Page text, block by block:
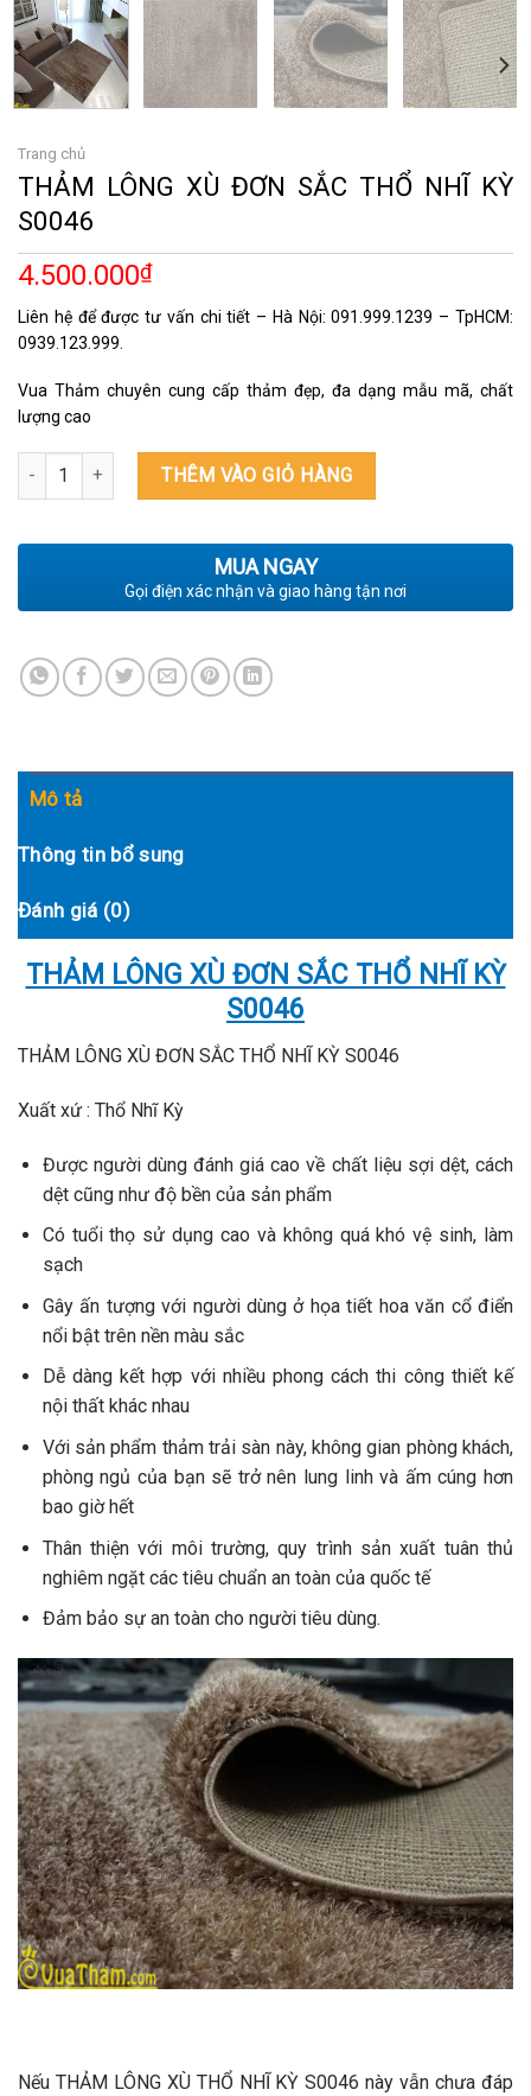
Trang chủ
THẢM LÔNG XÙ ĐƠN SẮC THỔ NHĨ KỲ
S0046
4.500.000₫
Liên hệ để được tư vấn chi tiết – Hà Nội: 091.999.1239 – TpHCM:
0939.123.999.
Vua Thảm chuyên cung cấp thảm đẹp, đa dạng mẫu mã, chất
lượng cao
THẢM LÔNG XÙ ĐƠN SẮC THỔ NHĨ KỲ S0046 số lượng
THÊM VÀO GIỎ HÀNG
MUA NGAY
Gọi điện xác nhận và giao hàng tận nơi
Mô tả
Thông tin bổ sung
Đánh giá (0)
THẢM LÔNG XÙ ĐƠN SẮC THỔ NHĨ KỲ
S0046
THẢM LÔNG XÙ ĐƠN SẮC THỔ NHĨ KỲ S0046
Xuất xứ : Thổ Nhĩ Kỳ
Được người dùng đánh giá cao về chất liệu sợi dệt, cách
dệt cũng như độ bền của sản phẩm
Có tuổi thọ sử dụng cao và không quá khó vệ sinh, làm
sạch
Gây ấn tượng với người dùng ở họa tiết hoa văn cổ điển
nổi bật trên nền màu sắc
Dễ dàng kết hợp với nhiều phong cách thi công thiết kế
nội thất khác nhau
Với sản phẩm thảm trải sàn này, không gian phòng khách,
phòng ngủ của bạn sẽ trở nên lung linh và ấm cúng hơn
bao giờ hết
Thân thiện với môi trường, quy trình sản xuất tuân thủ
nghiêm ngặt các tiêu chuẩn an toàn của quốc tế
Đảm bảo sự an toàn cho người tiêu dùng.
Nếu THẢM LÔNG XÙ THỔ NHĨ KỲ S0046 này vẫn chưa đáp